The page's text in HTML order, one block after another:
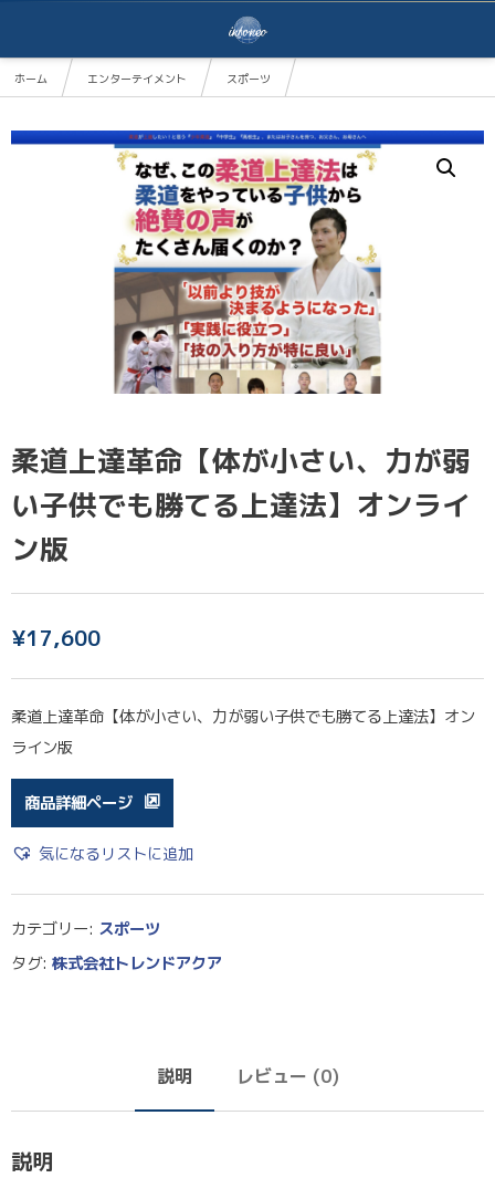
ホーム エンターテイメント
スポーツ
柔道上達革命【体が小さい、力が弱
い子供でも勝てる上達法】オンライ
ン版
¥17,600
柔道上達革命【体が小さい、力が弱い子供でも勝てる上達法】オン
ライン版
商品詳細ページ
気になるリストに追加
カテゴリー: スポーツ
タグ: 株式会社トレンドアクア
説明 レビュー (0)
説明